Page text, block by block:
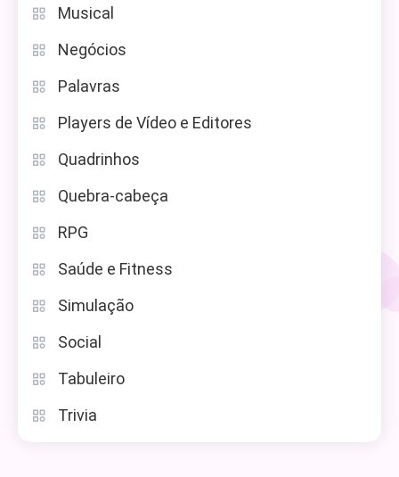
Musical
Negócios
Palavras
Players de Vídeo e Editores
Quadrinhos
Quebra-cabeça
RPG
Saúde e Fitness
Simulação
Social
Tabuleiro
Trivia